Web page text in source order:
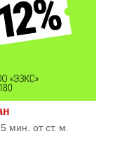
мин. от ст. м.